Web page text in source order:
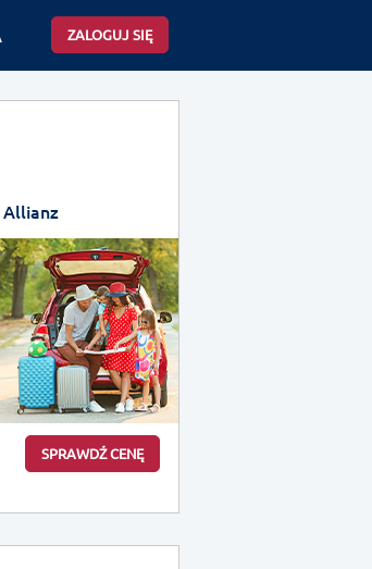
ZALOGUJ SIĘ
SPRAWDŹ CENĘ